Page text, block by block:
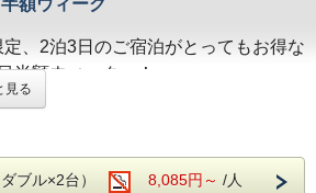
定、2泊3日のご宿泊がとってもお得な
半額ウィーク」！
間内の2泊3日のご利用で、2泊目が半
て表示しております。
見る
ダブル×2台） 8,085円～ /人